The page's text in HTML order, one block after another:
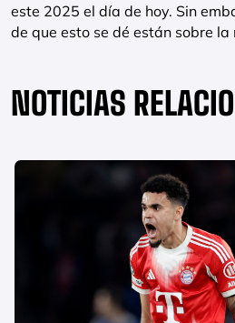
este 2025 el día de hoy. Sin
de que esto se dé están sobre la
NOTICIAS